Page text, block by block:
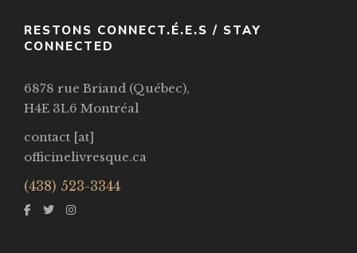
RESTONS CONNECT.É.E.S / STAY
CONNECTED
6878 rue Briand (Québec),
H4E 3L6 Montréal
contact [at]
officinelivresque.ca
(438) 523-3344